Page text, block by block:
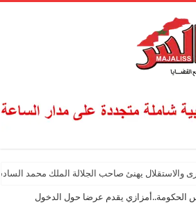
والاستقلال يهنئ صاحب الجلالة الملك محمد
الحكومة..أمزازي يقدم عرضا حول الدخول